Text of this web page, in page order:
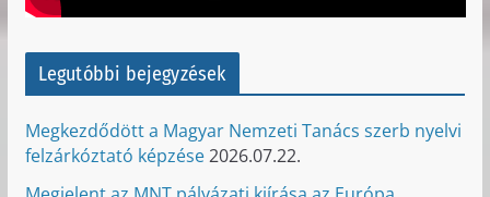
Legutóbbi bejegyzések
Megkezdődött a Magyar Nemzeti Tanács szerb nyelvi
felzárkóztató képzése2026.07.22.